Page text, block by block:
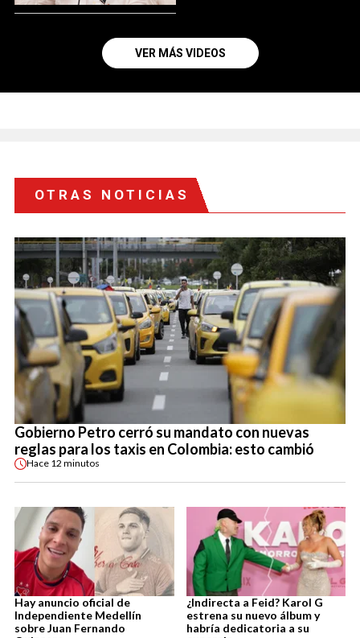
VER MÁS VIDEOS
OTRAS NOTICIAS
Gobierno Petro cerró su mandato con nuevas
reglas para los taxis en Colombia: esto cambió
Hace 12 minutos
Hay anuncio oficial de
Independiente Medellín
sobre Juan Fernando
¿Indirecta a Feid? Karol G
estrena su nuevo álbum y
habría dedicatoria a su